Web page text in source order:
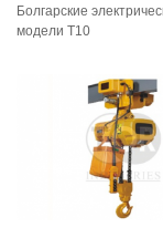
Болгарские
модели T10